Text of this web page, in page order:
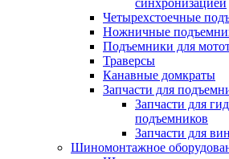
синхронизацией
Четырехстоечные
Ножничные
Подъемники для
Траверсы
Канавные домкраты
Запчасти для
Запчасти для
подъемников
Запчасти для
Шиномонтажное